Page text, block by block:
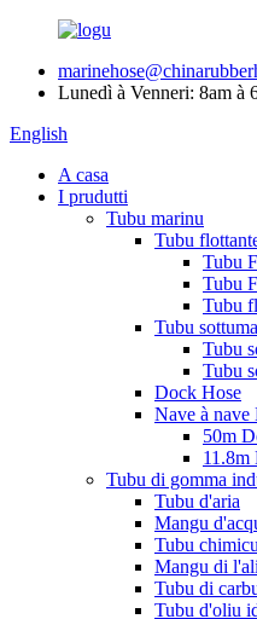
Lunedì à Venneri: 8am à
English
A casa
I prudutti
Tubu marinu
Tubu
Tubu
Tubu
Tubu
Tubu
Tubu
Tubu
Dock Hose
Nave à nave
50m
11.8m
Tubu di gomma
Tubu d'aria
Mangu
Tubu chimicu
Mangu di
Tubu di
Tubu d'oliu